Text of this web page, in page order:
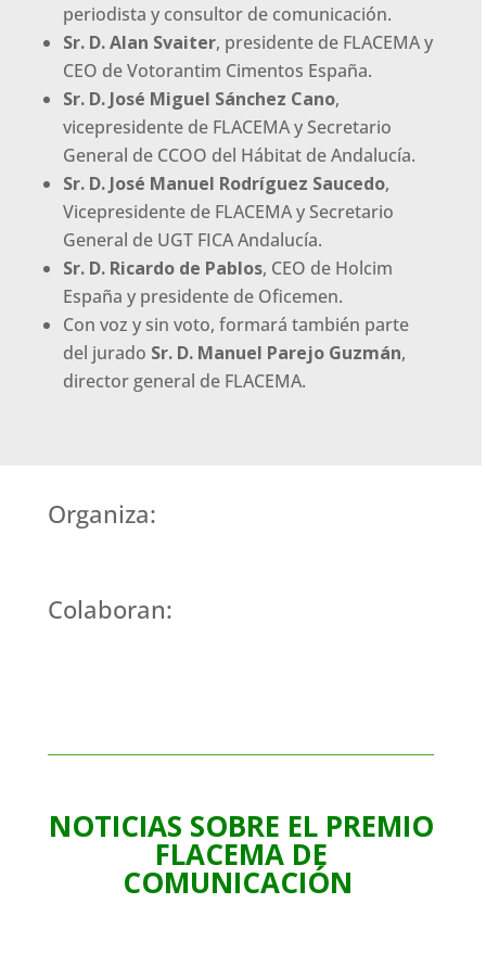
periodista y consultor de comunicación.
Sr. D. Alan Svaiter, presidente de FLACEMA y
CEO de Votorantim Cimentos España.
Sr. D. José Miguel Sánchez Cano,
vicepresidente de FLACEMA y Secretario
General de CCOO del Hábitat de Andalucía.
Sr. D. José Manuel Rodríguez Saucedo,
Vicepresidente de FLACEMA y Secretario
General de UGT FICA Andalucía.
Sr. D. Ricardo de Pablos, CEO de Holcim
España y presidente de Oficemen.
Con voz y sin voto, formará también parte
del jurado Sr. D. Manuel Parejo Guzmán,
director general de FLACEMA.
Organiza:
Colaboran:
NOTICIAS SOBRE EL PREMIO
FLACEMA DE
COMUNICACIÓN